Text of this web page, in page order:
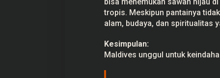
tropis. Meskipun pantainya
alam, budaya, dan spiritualitas
Kesimpulan:
Maldives unggul untuk